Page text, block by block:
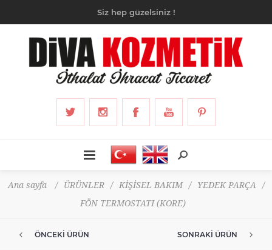
Siz hep güzelsiniz !
Ana sayfa / ÜRÜNLER / KİŞİSEL BAKIM / YEDEK PARÇA
/
FÖN TERMOSTATI (KORE)
ÖNCEKI ÜRÜN SONRAKI ÜRÜN